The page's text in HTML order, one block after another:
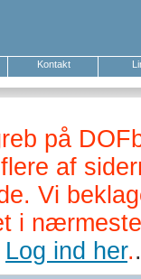
Kontakt
på
af
Vi
i
Log ind her..